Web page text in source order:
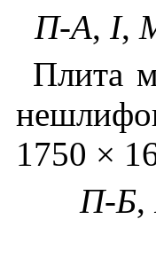
П-А, I,
Плита
1750 ×
П-Б,